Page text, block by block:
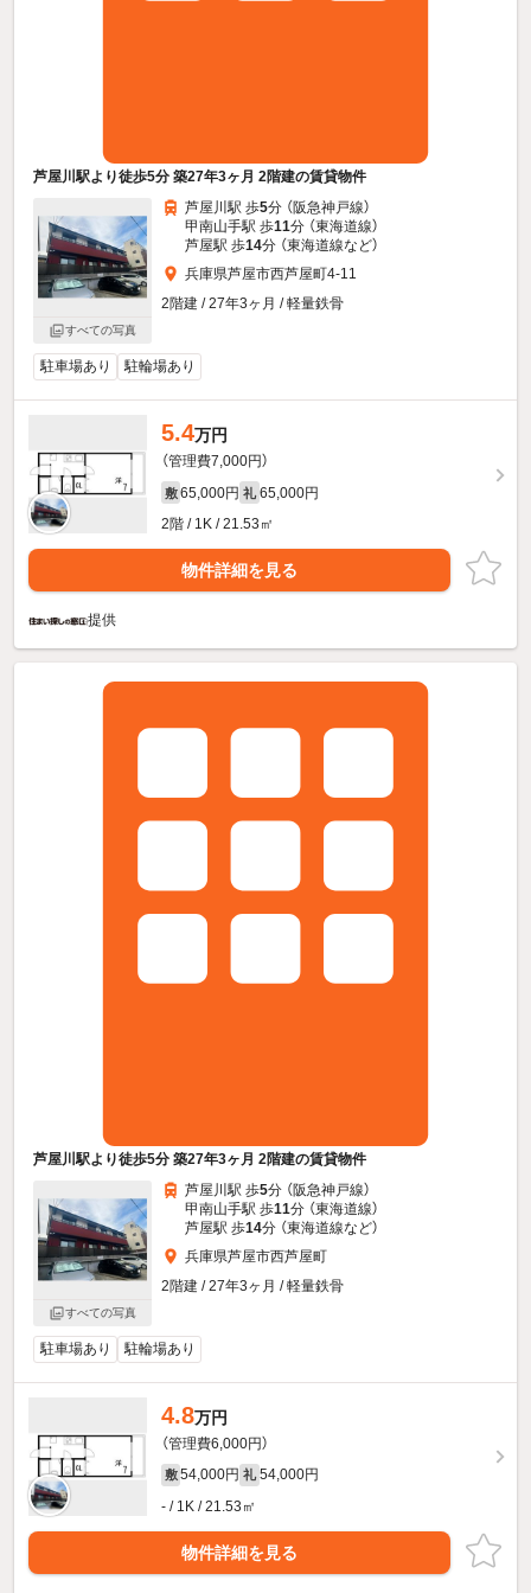
芦屋川駅より徒歩5分 築27年3ヶ月 2階建の賃貸物件
すべての写真
芦屋川駅 歩5分 （阪急神戸線）
甲南山手駅 歩11分 （東海道線）
芦屋駅 歩14分 （東海道線など）
兵庫県芦屋市西芦屋町4-11
2階建 / 27年3ヶ月 / 軽量鉄骨
駐車場あり 駐輪場あり
5.4万円
（管理費7,000円）
敷 65,000円 礼 65,000円
2階 / 1K / 21.53㎡
物件詳細を見る
提供
芦屋川駅より徒歩5分 築27年3ヶ月 2階建の賃貸物件
すべての写真
芦屋川駅 歩5分 （阪急神戸線）
甲南山手駅 歩11分 （東海道線）
芦屋駅 歩14分 （東海道線など）
兵庫県芦屋市西芦屋町
2階建 / 27年3ヶ月 / 軽量鉄骨
駐車場あり 駐輪場あり
4.8万円
（管理費6,000円）
敷 54,000円 礼 54,000円
- / 1K / 21.53㎡
物件詳細を見る